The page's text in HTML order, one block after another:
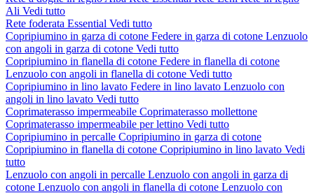
Ali Vedi tutto
Rete foderata Essential Vedi tutto
Copripiumino in garza di cotone Federe in garza di cotone Lenzuolo
con angoli in garza di cotone Vedi tutto
Copripiumino in flanella di cotone Federe in flanella di cotone
Lenzuolo con angoli in flanella di cotone Vedi tutto
Copripiumino in lino lavato Federe in lino lavato Lenzuolo con
angoli in lino lavato Vedi tutto
Coprimaterasso impermeabile Coprimaterasso mollettone
Coprimaterasso impermeabile per lettino Vedi tutto
Copripiumino in percalle Copripiumino in garza di cotone
Copripiumino in flanella di cotone Copripiumino in lino lavato Vedi
tutto
Lenzuolo con angoli in percalle Lenzuolo con angoli in garza di
cotone Lenzuolo con angoli in flanella di cotone Lenzuolo con